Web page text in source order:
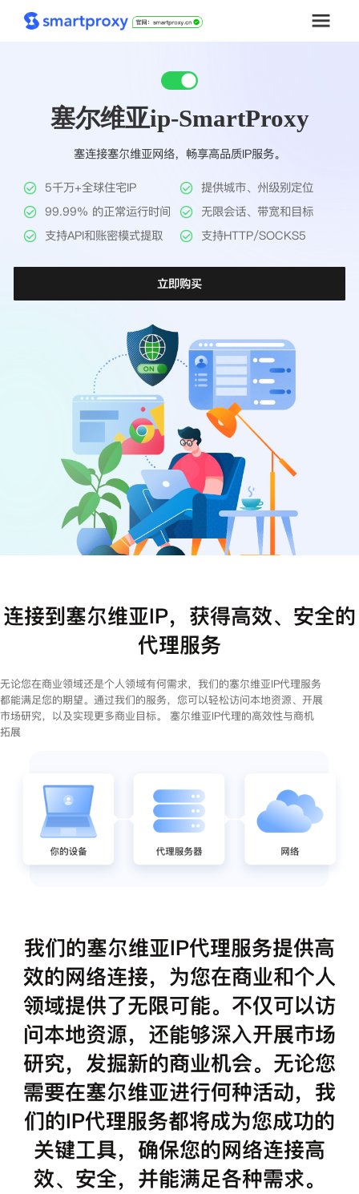
套餐购买
工具
帮助中心
塞尔维亚ip-SmartProxy
塞连接塞尔维亚网络，畅享高品质IP服务。
5千万+全球住宅IP
提供城市、州级别定位
99.99% 的正常运行时间
无限会话、带宽和目标
支持API和账密模式提取
支持HTTP/SOCKS5
立即购买
连接到塞尔维亚IP，获得高效、安全的
代理服务
无论您在商业领域还是个人领域有何需求，我们的塞尔维亚IP代理服务
都能满足您的期望。通过我们的服务，您可以轻松访问本地资源、开展
市场研究，以及实现更多商业目标。 塞尔维亚IP代理的高效性与商机
拓展
我们的塞尔维亚IP代理服务提供高
效的网络连接，为您在商业和个人
领域提供了无限可能。不仅可以访
问本地资源，还能够深入开展市场
研究，发掘新的商业机会。无论您
需要在塞尔维亚进行何种活动，我
们的IP代理服务都将成为您成功的
关键工具，确保您的网络连接高
效、安全，并能满足各种需求。